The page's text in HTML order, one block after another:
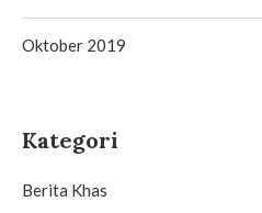
Oktober 2019
Kategori
Berita Khas